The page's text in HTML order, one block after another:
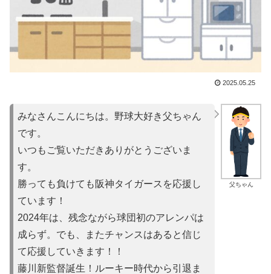
2025.05.25
父ちゃん
みなさんこんにちは。野球大好き父ちゃん
です。
いつもご覧いただきありがとうございま
す。
勝っても負けても阪神タイガースを応援し
ています！
2024年は、残念ながら球団初のアレンパは
成らず。でも、またチャンスはあると信じ
て応援していきます！！
藤川新監督誕生！ルーキー時代から引退ま